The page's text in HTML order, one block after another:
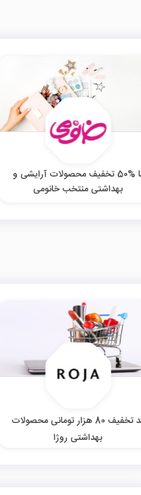
تا %50 تخفیف محصولات آرایشی و
بهداشتی منتخب خانومی
کد تخفیف 80 هزار تومانی محصولات
بهداشتی روژا